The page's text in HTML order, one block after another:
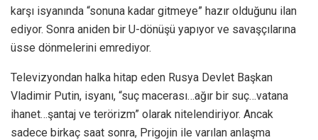
karşı isyanında “sonuna kadar gitmeye” hazır olduğunu ilan
ediyor. Sonra aniden bir U-dönüşü yapıyor ve savaşçılarına
üsse dönmelerini emrediyor.
Televizyondan halka hitap eden Rusya Devlet Başkan
Vladimir Putin, isyanı, “suç macerası…ağır bir suç…vatana
ihanet…şantaj ve terörizm” olarak nitelendiriyor. Ancak
sadece birkaç saat sonra, Prigojin ile varılan anlaşma